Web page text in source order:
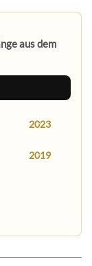
aus dem
2023
2019